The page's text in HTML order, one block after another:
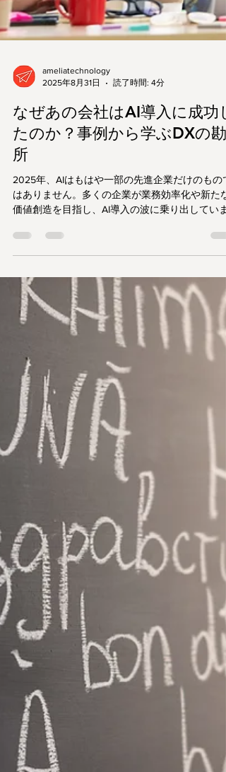
ameliatechnology
2025年8月31日
読了時間: 4分
なぜあの会社はAI導入に成功し
たのか？事例から学ぶDXの勘
所
はありません。多くの企業が業務効率化や新たな
価値創造を目指し、AI導入の波に乗り出していま
を強力なエンジンとして飛躍的な成長を遂げる企
業がいる一方で、多額の投資をしたにもかかわら
ず、「期待した成果が出ない」「現場で全く使わ
れない」と頭を抱える企業も少なくありません。
この差は、どこから生まれるのでしょうか？